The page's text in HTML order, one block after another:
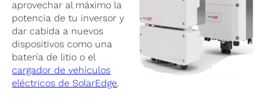
aprovechar al máximo la
potencia de tu inversor y
dar cabida a nuevos
dispositivos como una
batería de litio o el
cargador de vehículos
eléctricos de SolarEdge.